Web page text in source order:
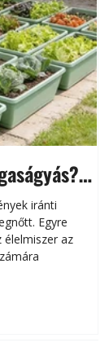
iránti
Egyre
élelmiszer az